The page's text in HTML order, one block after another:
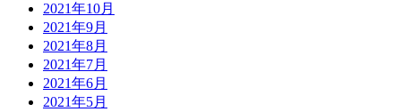
2021年10月
2021年9月
2021年8月
2021年7月
2021年6月
2021年5月